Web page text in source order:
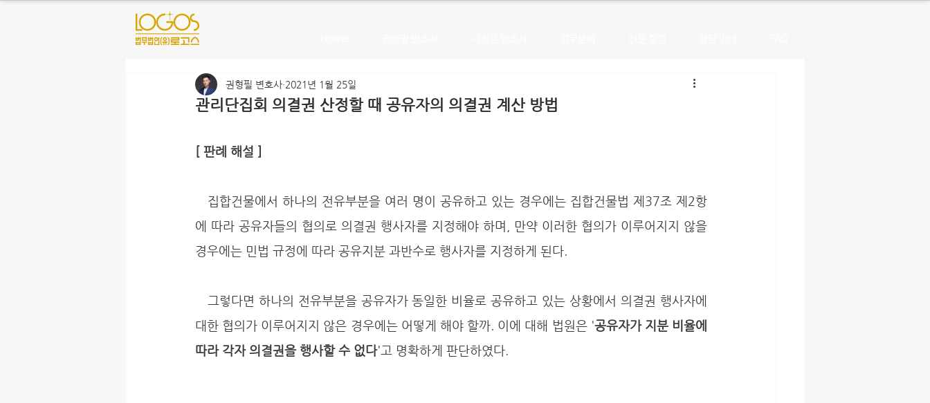
관리단집회 의결권 산정할 때 공유자의 의결권 계산 방법
권형필 변호사 2021년 1월 25일
[ 판례 해설 ]
에 따라 공유자들의 협의로 의결권 행사자를 지정해야 하며, 만약 이러한 협의가 이루어지지 않을
경우에는 민법 규정에 따라 공유지분 과반수로 행사자를 지정하게 된다.
대한 협의가 이루어지지 않은 경우에는 어떻게 해야 할까. 이에 대해 법원은 '공유자가 지분 비율에
따라 각자 의결권을 행사할 수 없다'고 명확하게 판단하였다.